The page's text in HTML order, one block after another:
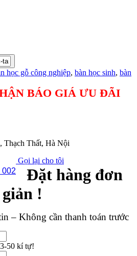
học gỗ công nghiệp, bàn học sinh, bàn
BÁO GIÁ ƯU ĐÃI
Thạch Thất, Hà Nội
002
Gọi lại cho tôi
Đặt hàng đơn
giản !
– Không cần thanh toán trước
50 kí tự!